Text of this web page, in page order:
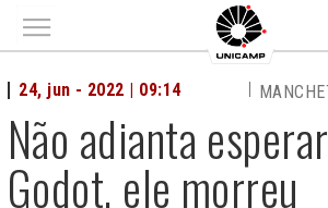
Main menu
Não adianta
Godot, ele morreu
24, jun - 2022 | 09:14